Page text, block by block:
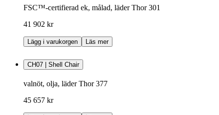
FSC™-certifierad ek, målad, läder Thor 301
41 902 kr
Lägg i varukorgen Läs mer
CH07 | Shell Chair
valnöt, olja, läder Thor 377
45 657 kr